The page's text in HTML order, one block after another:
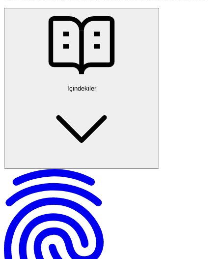
İçindekiler
TCK 257 kapsamındaki suçun tanımı ve iki ayrı görünümü
Kamu görevlisi kimdir ve kimler fail olabilir?
Suçun unsurları: görevin gereklerine aykırılık, kast ve netice
Hangi hukuki değer korunur ve kamu yararıyla ilişkisi
Soruşturma ve kovuşturmada usul: izin, şikayet ve görevli mahkeme
Hapis ve diğer yaptırımlar: ceza miktarı, erteleme ve memuriyete
etkisi
Yargıtay yaklaşımı, savunma argümanları ve istisnai haller